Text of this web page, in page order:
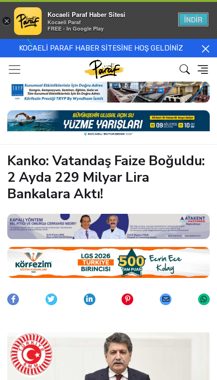
KOCAELİ PARAF HABER SİTESİNE HOŞ GELDİNİZ
Kanko: Vatandaş Faize Boğuldu:
2 Ayda 229 Milyar Lira
Bankalara Aktı!
×
Kocaeli Paraf Haber Sitesi
Kocaeli Paraf
FREE - In Google Play
İNDİR